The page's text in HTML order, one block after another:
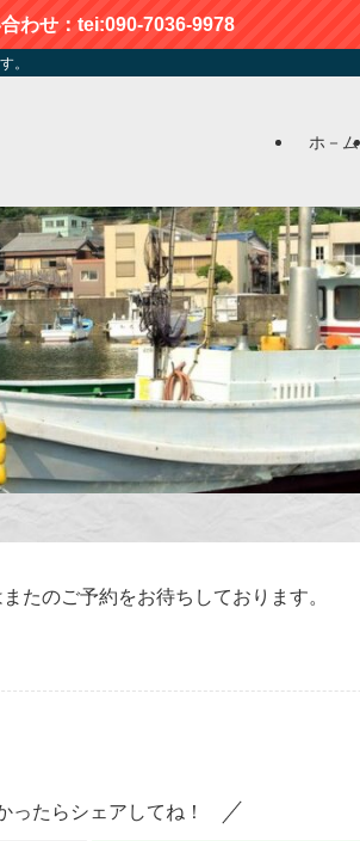
わせ：tei:090-7036-9978
。
ホ－ム
たのご予約をお待ちしております。
ったらシェアしてね！